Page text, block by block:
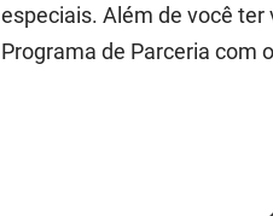
especiais. Além de você
Programa de Parceria com